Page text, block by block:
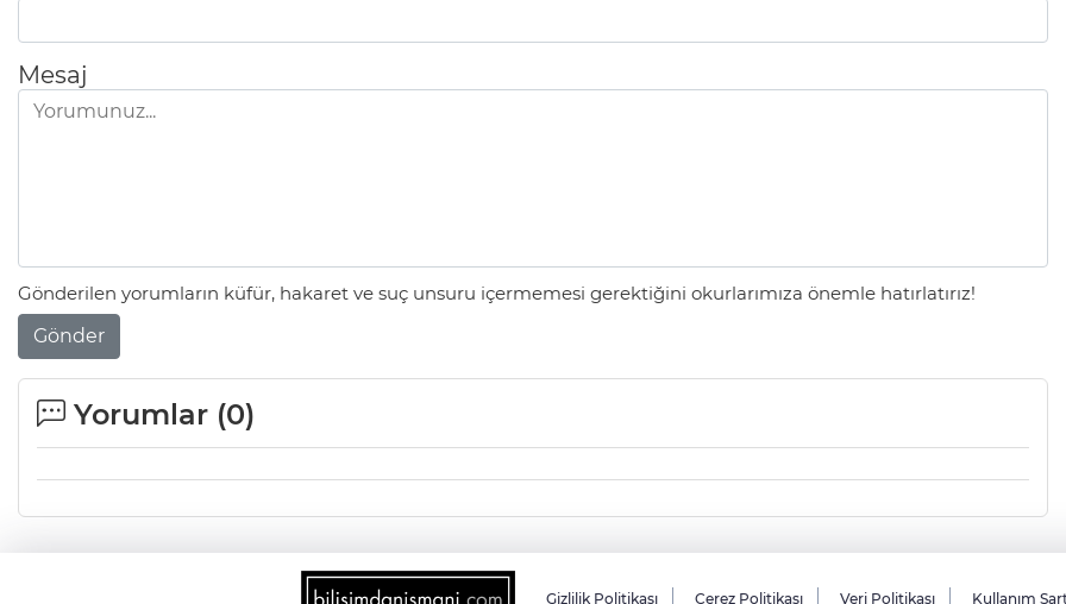
Mesaj
Gönderilen yorumların küfür, hakaret ve suç unsuru içermemesi gerektiğini okurlarımıza önemle hatırlatırız!
Gönder
Yorumlar (0)
Gizlilik Politikası Çerez Politikası Veri Politikası Kullanım